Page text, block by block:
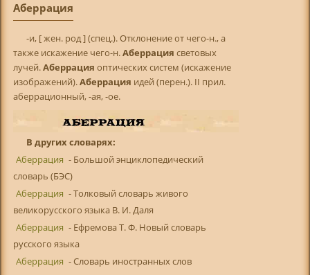
Аберрация
-и, [ жен. род ] (спец.). Отклонение от чего-н., а
также искажение чего-н.Аберрация световых
лучей.Аберрация оптических систем (искажение
изображений).Аберрация идей (перен.). II прил.
аберрационный, -ая, -ое.
В других словарях:
Аберрация - Большой энциклопедический
словарь (БЭС)
Аберрация - Толковый словарь живого
великорусского языка В. И. Даля
Аберрация - Ефремова Т. Ф. Новый словарь
русского языка
Аберрация - Словарь иностранных слов